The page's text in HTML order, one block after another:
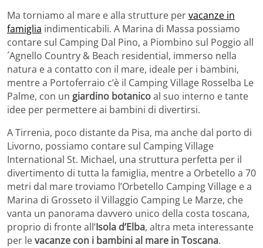
Ma torniamo al mare e alla strutture pervacanze in
famiglia indimenticabili. A Marina di Massa possiamo
contare sul Camping Dal Pino, a Piombino sul Poggio all
´Agnello Country & Beach residential, immerso nella
natura e a contatto con il mare, ideale per i bambini,
mentre a Portoferraio c’è il Camping Village Rosselba Le
Palme, con un giardino botanicoal suo interno e tante
idee per permettere ai bambini di divertirsi.
A Tirrenia, poco distante da Pisa, ma anche dal porto di
Livorno, possiamo contare sul Camping Village
International St. Michael, una struttura perfetta per il
divertimento di tutta la famiglia, mentre a Orbetello a 70
metri dal mare troviamo l’Orbetello Camping Village e a
Marina di Grosseto il Villaggio Camping Le Marze, che
vanta un panorama davvero unico della costa toscana,
proprio di fronte all’Isola d’Elba, altra meta interessante
per levacanze con i bambini al mare in Toscana.